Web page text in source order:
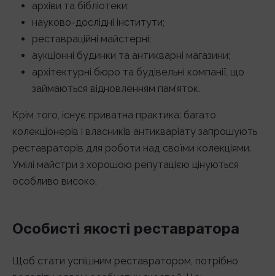
архіви та бібліотеки;
науково-дослідні інститути;
реставраційні майстерні;
аукціонні будинки та антикварні магазини;
архітектурні бюро та будівельні компанії, що
займаються відновленням пам’яток.
Крім того, існує приватна практика: багато
колекціонерів і власників антикваріату запрошують
реставраторів для роботи над своїми колекціями.
Умілі майстри з хорошою репутацією цінуються
особливо високо.
Особисті якості реставратора
Щоб стати успішним реставратором, потрібно